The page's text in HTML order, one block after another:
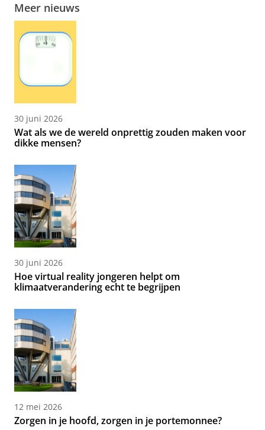
Meer nieuws
30 juni 2026
Wat als we de wereld onprettig zouden maken voor
dikke mensen?
30 juni 2026
Hoe virtual reality jongeren helpt om
klimaatverandering echt te begrijpen
12 mei 2026
Zorgen in je hoofd, zorgen in je portemonnee?